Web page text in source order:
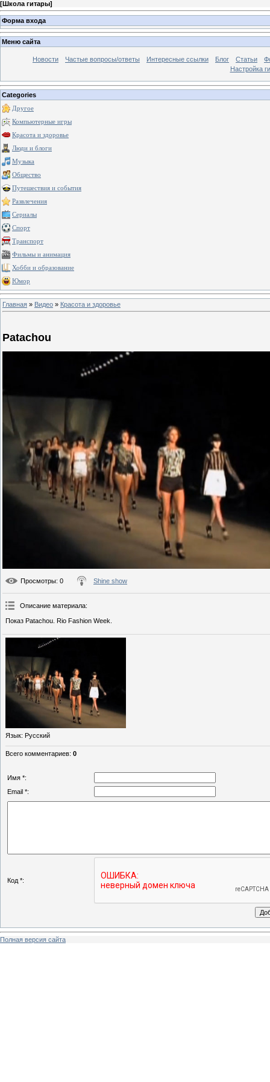
[Школа гитары]
Форма входа
Меню сайта
Новости Частые вопросы/ответы Интересные ссылки Блог Статьи
Настройка
Categories
Другое
Компьютерные игры
Красота и здоровье
Люди и блоги
Музыка
Общество
Путешествия и события
Развлечения
Сериалы
Спорт
Транспорт
Фильмы и анимация
Хобби и образование
Юмор
Главная » Видео » Красота и здоровье
Patachou
Просмотры: 0 Shine show
Описание материала:
Показ Patachou. Rio Fashion Week.
Язык: Русский
Всего комментариев: 0
Имя *:
Email *:
Код *:
Полная версия сайта